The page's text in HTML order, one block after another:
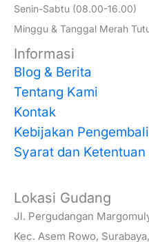
Senin-Sabtu (08.00-16.00)
Minggu & Tanggal Merah
Informasi
Blog & Berita
Tentang Kami
Kontak
Kebijakan
Syarat dan Ketentuan
Lokasi Gudang
Jl. Pergudangan
Kec. Asem Rowo,